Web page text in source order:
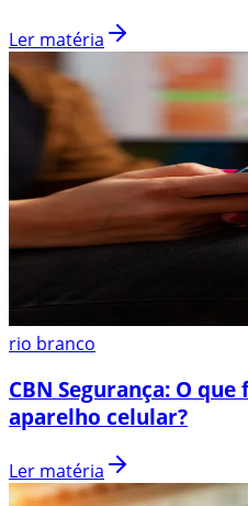
Ler matéria
rio branco
CBN Segurança: O
aparelho celular?
Ler matéria